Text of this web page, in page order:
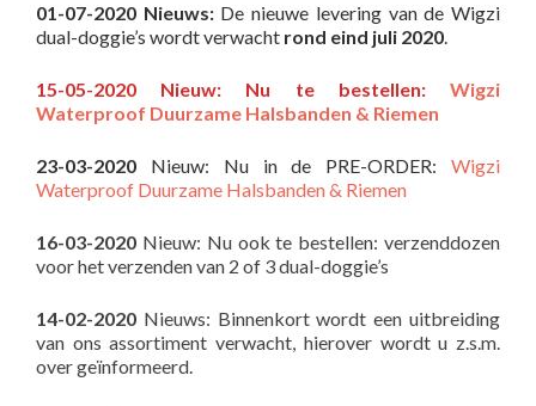
01-07-2020 Nieuws: De nieuwe levering van de Wigzi
dual-doggie’s wordt verwacht rond eind juli 2020.
15-05-2020 Nieuw: Nu te bestellen: Wigzi
Waterproof Duurzame Halsbanden & Riemen
23-03-2020 Nieuw: Nu in de PRE-ORDER:Wigzi
Waterproof Duurzame Halsbanden & Riemen
16-03-2020 Nieuw: Nu ook te bestellen: verzenddozen
voor het verzenden van 2 of 3 dual-doggie’s
14-02-2020 Nieuws: Binnenkort wordt een uitbreiding
van ons assortiment verwacht, hierover wordt u z.s.m.
over geïnformeerd.